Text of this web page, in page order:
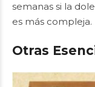
semanas si la
es más compleja.
Otras